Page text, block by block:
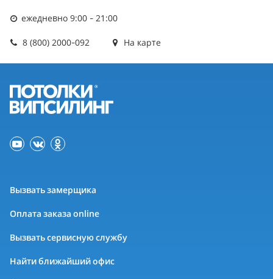
ежедневно 9:00 - 21:00
8 (800) 2000-092 На карте
Вызвать замерщика
Оплата заказа online
Вызвать сервисную службу
Найти ближайший офис